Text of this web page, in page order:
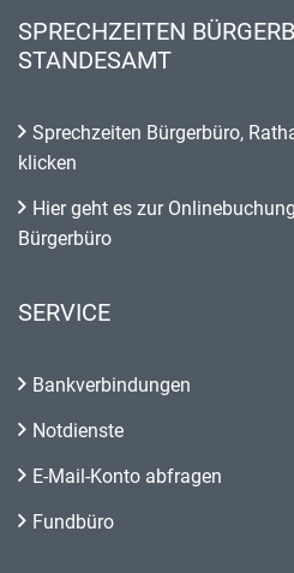
SPRECHZEITEN
STANDESAMT
Sprechzeiten Bürgerbüro,
klicken
Hier geht es zur
Bürgerbüro
SERVICE
Bankverbindungen
Notdienste
E-Mail-Konto abfragen
Fundbüro